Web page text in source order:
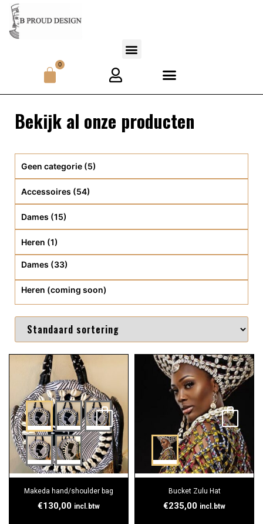
0
Bekijk al onze producten
Geen categorie (5)
Accessoires (54)
Dames (15)
Heren (1)
Dames (33)
Heren (coming soon)
Makeda hand/shoulder bag
€130,00 incl.btw
Bucket Zulu Hat
€235,00 incl.btw